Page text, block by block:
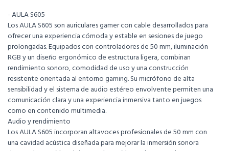
- AULA S605
Los AULA S605 son auriculares gamer con cable desarrollados para
ofrecer una experiencia cómoda y estable en sesiones de juego
prolongadas. Equipados con controladores de 50 mm, iluminación
RGB y un diseño ergonómico de estructura ligera, combinan
rendimiento sonoro, comodidad de uso y una construcción
resistente orientada al entorno gaming. Su micrófono de alta
sensibilidad y el sistema de audio estéreo envolvente permiten una
comunicación clara y una experiencia inmersiva tanto en juegos
como en contenido multimedia.
Audio y rendimiento
Los AULA S605 incorporan altavoces profesionales de 50 mm con
una cavidad acústica diseñada para mejorar la inmersión sonora